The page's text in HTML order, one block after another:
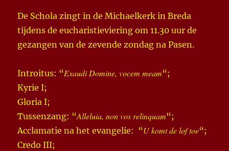
De Schola zingt in de Michaelkerk in Breda
tijdens de eucharistieviering om 11.30 uur de
gezangen van de zevende zondag na Pasen.
Introitus: “Exaudi Domine, vocem meam“;
Kyrie I;
Gloria I;
Tussenzang: “Alleluia, non vos relinquam“;
Acclamatie na het evangelie: “U komt de lof toe“;
Credo III;